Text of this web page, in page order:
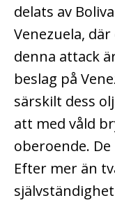
delats av
Venezuela,
denna attack
beslag på
särskilt dess
att med våld
oberoende.
Efter mer än